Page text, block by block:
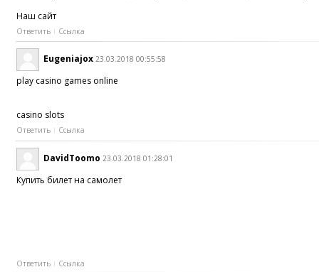
Наш сайт
Ответить Ссылка
Eugeniajox 23.03.2018 00:55:58
play casino games online
casino slots
Ответить Ссылка
DavidToomo 23.03.2018 01:28:01
Купить билет на самолет
Ответить Ссылка